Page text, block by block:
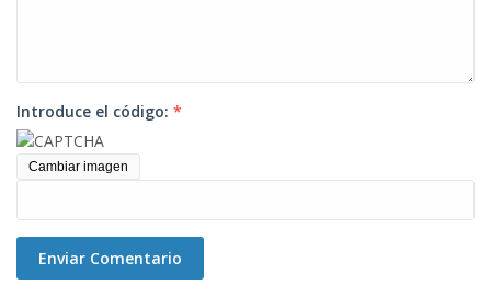
Introduce el código: *
Cambiar imagen
Enviar Comentario